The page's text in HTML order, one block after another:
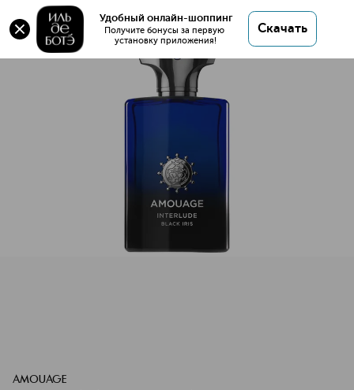
Удобный онлайн-шоппинг
Получите бонусы за первую
установку приложения!
Скачать
Interlude Black Iris Man Парфюмерная вода
Interlude Black Iris Man Парфюмерная вода
AMOUAGE